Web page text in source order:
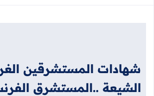
شهادات المستشرقين
الشيعة ..المستشرق